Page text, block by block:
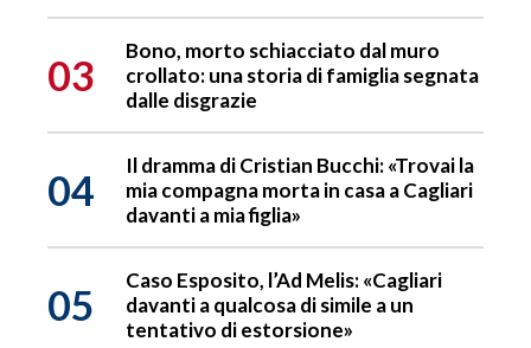
03
Bono, morto schiacciato dal muro
crollato: una storia di famiglia segnata
dalle disgrazie
04
Il dramma di Cristian Bucchi: «Trovai la
mia compagna morta in casa a Cagliari
davanti a mia figlia»
05
Caso Esposito, l’Ad Melis: «Cagliari
davanti a qualcosa di simile a un
tentativo di estorsione»